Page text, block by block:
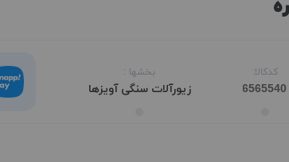
کدکالا: بخشها :
زیورآلات سنگیآویزها